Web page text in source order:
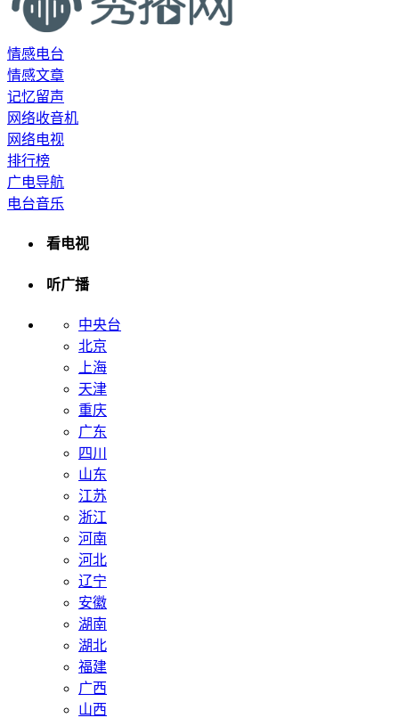
情感电台
情感文章
记忆留声
网络收音机
网络电视
排行榜
广电导航
电台音乐
看电视
听广播
中央台
北京
上海
天津
重庆
广东
四川
山东
江苏
浙江
河南
河北
辽宁
安徽
湖南
湖北
福建
广西
山西